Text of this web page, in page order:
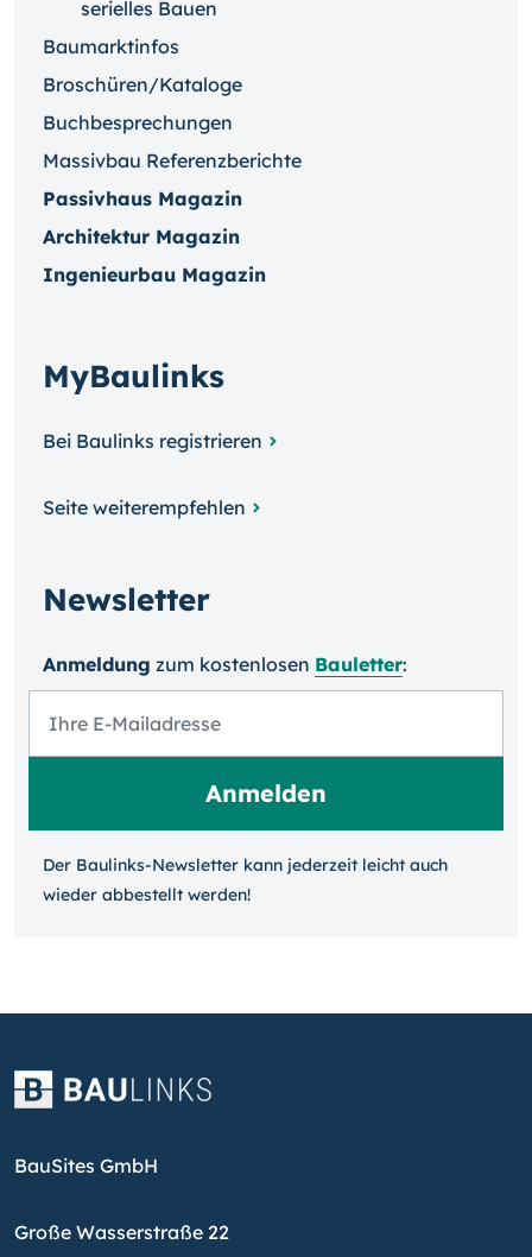
serielles Bauen
Baumarktinfos
Broschüren/Kataloge
Buchbesprechungen
Massivbau Referenzberichte
Passivhaus Magazin
Architektur Magazin
Ingenieurbau Magazin
MyBaulinks
Bei Baulinks registrieren
Seite weiterempfehlen
Newsletter
Anmeldung zum kosten­losen Bauletter:
Der Baulinks-Newsletter kann jeder­zeit leicht auch
wieder ab­bestellt werden!
BauSites GmbH
Große Wasserstraße 22